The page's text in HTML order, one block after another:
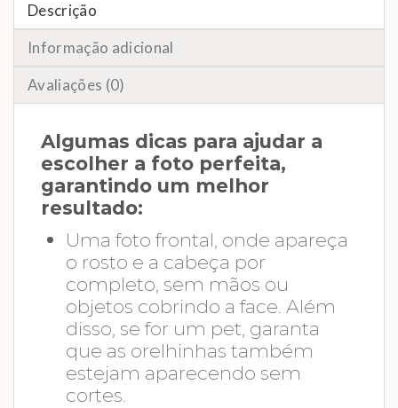
Descrição
Informação adicional
Avaliações (0)
Algumas dicas para ajudar a
escolher a foto perfeita,
garantindo um melhor
resultado:
Uma foto frontal, onde apareça
o rosto e a cabeça por
completo, sem mãos ou
objetos cobrindo a face. Além
disso, se for um pet, garanta
que as orelhinhas também
estejam aparecendo sem
cortes.